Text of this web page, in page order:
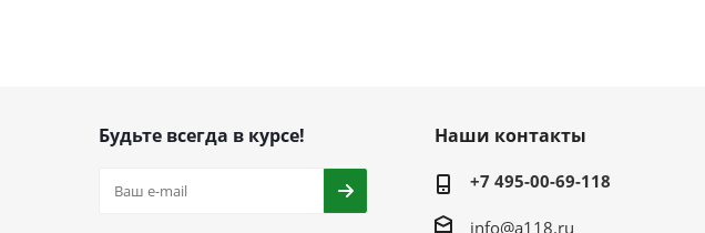
Будьте всегда в курсе! Наши контакты
+7 495-00-69-118
info@a118.ru